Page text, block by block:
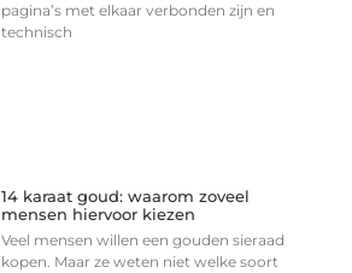
pagina’s met elkaar verbonden zijn en
technisch
14 karaat goud: waarom zoveel
mensen hiervoor kiezen
Veel mensen willen een gouden sieraad
kopen. Maar ze weten niet welke soort